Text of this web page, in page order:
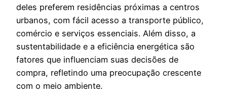
deles preferem residências próximas a centros
urbanos, com fácil acesso a transporte público,
comércio e serviços essenciais. Além disso, a
sustentabilidade e a eficiência energética são
fatores que influenciam suas decisões de
compra, refletindo uma preocupação crescente
com o meio ambiente.